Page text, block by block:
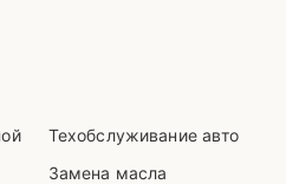
Техобслуживание авто
Замена масла